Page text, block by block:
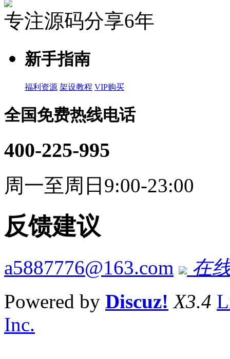
专注源码分享6年
新手指南
福利资源 架设教程 VIP购买
全国免费热线电话
400-225-995
周一至周日9:00-23:00
反馈建议
a5887776@163.com
在
Powered by Discuz! X3.4
Inc.